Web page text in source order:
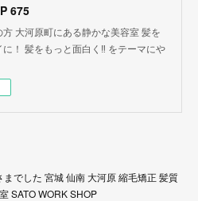
675
大河原町にある静かな美容室 髪を
に！ 髪をもっと面白く‼︎ をテーマにや
までした 宮城 仙南 大河原 縮毛矯正 髪質
SATO WORK SHOP